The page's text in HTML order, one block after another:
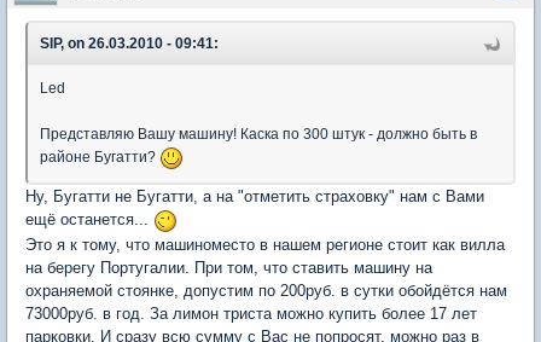
SIP, on 26.03.2010 - 09:41:
Led
Представляю Вашу машину! Каска по 300 штук - должно быть в
районе Бугатти?
Ну, Бугатти не Бугатти, а на "отметить страховку" нам с Вами
ещё останется...
Это я к тому, что машиноместо в нашем регионе стоит как вилла
на берегу Португалии. При том, что ставить машину на
охраняемой стоянке, допустим по 200руб. в сутки обойдётся нам
73000руб. в год. За лимон триста можно купить более 17 лет
парковки. И сразу всю сумму с Вас не попросят, можно раз в